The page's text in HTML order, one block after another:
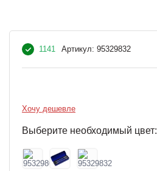
1141 Артикул: 95329832
Хочу дешевле
Выберите необходимый цвет: